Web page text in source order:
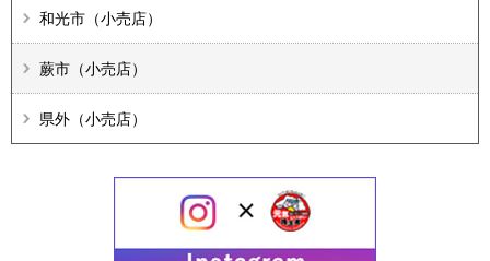
和光市（小売店）
蕨市（小売店）
県外（小売店）